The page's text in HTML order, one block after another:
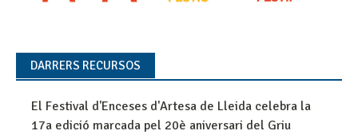
DARRERS RECURSOS
El Festival d'Enceses d'Artesa de Lleida celebra la
17a edició marcada pel 20è aniversari del Griu